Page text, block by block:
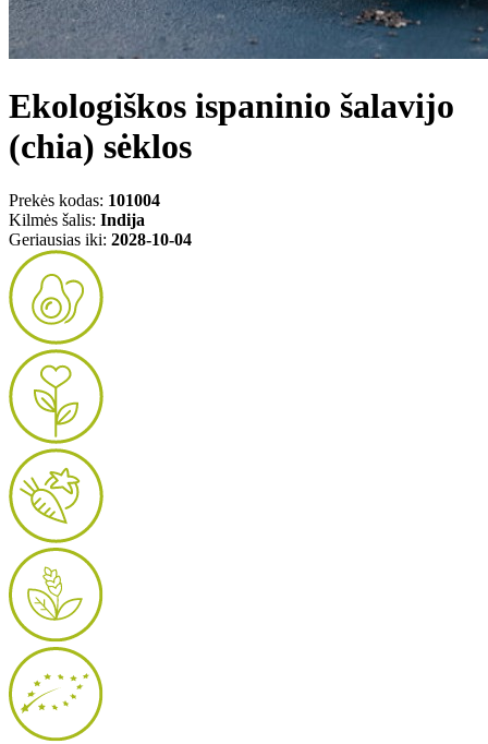
Ekologiškos ispaninio šalavijo
(chia) sėklos
Prekės kodas: 101004
Kilmės šalis: Indija
Geriausias iki: 2028-10-04